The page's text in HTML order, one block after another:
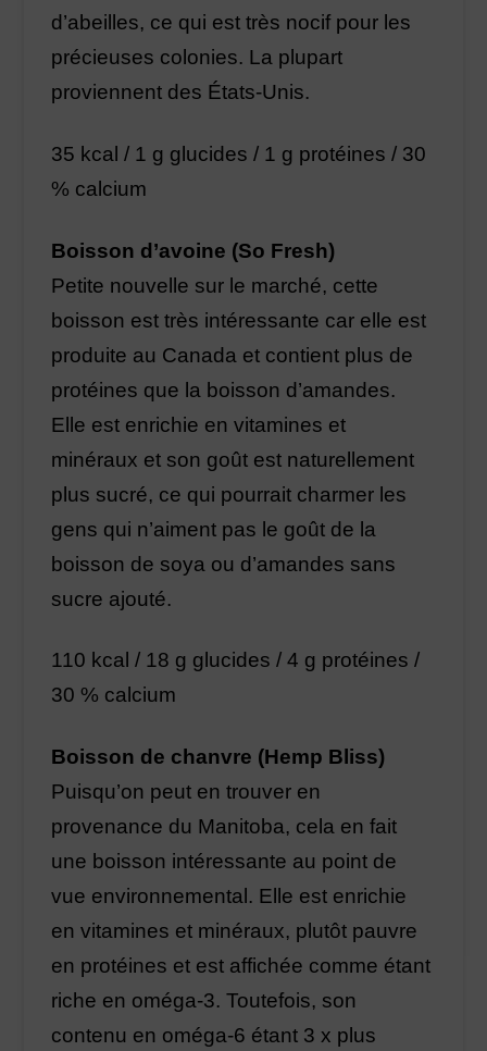
d’abeilles, ce qui est très nocif pour les
précieuses colonies. La plupart
proviennent des États-Unis.
35 kcal / 1 g glucides / 1 g protéines / 30
% calcium
Boisson d’avoine (So Fresh)
Petite nouvelle sur le marché, cette
boisson est très intéressante car elle est
produite au Canada et contient plus de
protéines que la boisson d’amandes.
Elle est enrichie en vitamines et
minéraux et son goût est naturellement
plus sucré, ce qui pourrait charmer les
gens qui n’aiment pas le goût de la
boisson de soya ou d’amandes sans
sucre ajouté.
110 kcal / 18 g glucides / 4 g protéines /
30 % calcium
Boisson de chanvre (Hemp Bliss)
Puisqu’on peut en trouver en
provenance du Manitoba, cela en fait
une boisson intéressante au point de
vue environnemental. Elle est enrichie
en vitamines et minéraux, plutôt pauvre
en protéines et est affichée comme étant
riche en oméga-3. Toutefois, son
contenu en oméga-6 étant 3 x plus